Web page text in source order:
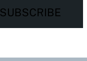
SUBSCRIBE